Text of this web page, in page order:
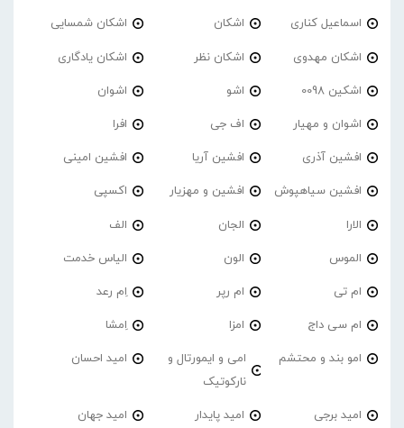
اسماعیل کناری اشکان اشکان شمسایی
اشکان مهدوی اشکان نظر اشکان یادگاری
اشکین 0098 اشو اشوان
اشوان و مهیار اف جی افرا
افشین آذری افشین آریا افشین امینی
افشین سیاهپوش افشین و مهزیار اکسپی
الارا الجان الف
الموس الون الیاس خدمت
ام تی ام رپر اِم رعد
ام سی داج امزا اِمشا
امو بند و محتشم
امی و ایمورتال و
نارکوتیک
امید احسان
امید برجی امید پایدار امید جهان